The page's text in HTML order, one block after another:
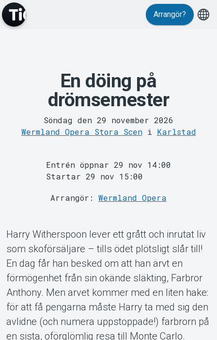
MyTickster
Support
Om Tickster
Arrangör?
En döing på
drömsemester
Söndag den 29 november 2026
Wermland Opera Stora Sceni Karlstad
Entrén öppnar 29 nov 14:00
Startar 29 nov 15:00
Arrangör: Wermland Opera
Harry Witherspoon lever ett grått och inrutat liv
som skoförsäljare – tills ödet plötsligt slår till!
En dag får han besked om att han ärvt en
förmögenhet från sin okände släkting, Farbror
Anthony. Men arvet kommer med en liten hake:
för att få pengarna måste Harry ta med sig den
avlidne (och numera uppstoppade!) farbrorn på
en sista, oförglömlig resa till Monte Carlo.